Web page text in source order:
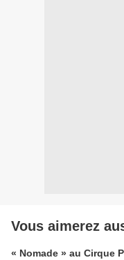
Vous aimerez
« Nomade » au Cirque